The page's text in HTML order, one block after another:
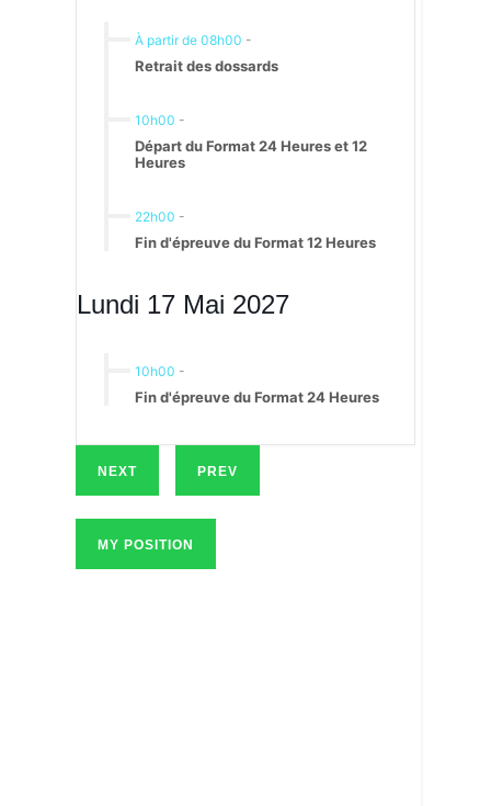
À partir de 08h00 -
Retrait des dossards
10h00 -
Départ du Format 24 Heures et 12
Heures
22h00 -
Fin d'épreuve du Format 12 Heures
Lundi 17 Mai 2027
10h00 -
Fin d'épreuve du Format 24 Heures
NEXT PREV
MY POSITION